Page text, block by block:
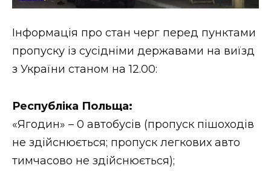
Втрачений Ужгород (відеоверсія)
ЗАКАРПАТСЬКІ НОВИНИ
НОВИНИ ЗАХІДНОЇ УКРАЇНИ
Інформація про стан черг перед пунктами
пропуску із сусідніми державами на виїзд
з України станом на 12.00:
Республіка Польща:
«Ягодин» – 0 автобусів (пропуск пішоходів
не здійснюється; пропуск легкових авто
тимчасово не здійснюється);